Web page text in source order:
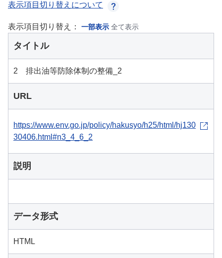
表示項目切り替えについて
表示項目切り替え： 一部表示 全て表示
タイトル
2 排出油等防除体制の整備_2
URL
https://www.env.go.jp/policy/hakusyo/h25/html/hj130
30406.html#n3_4_6_2
説明
データ形式
HTML